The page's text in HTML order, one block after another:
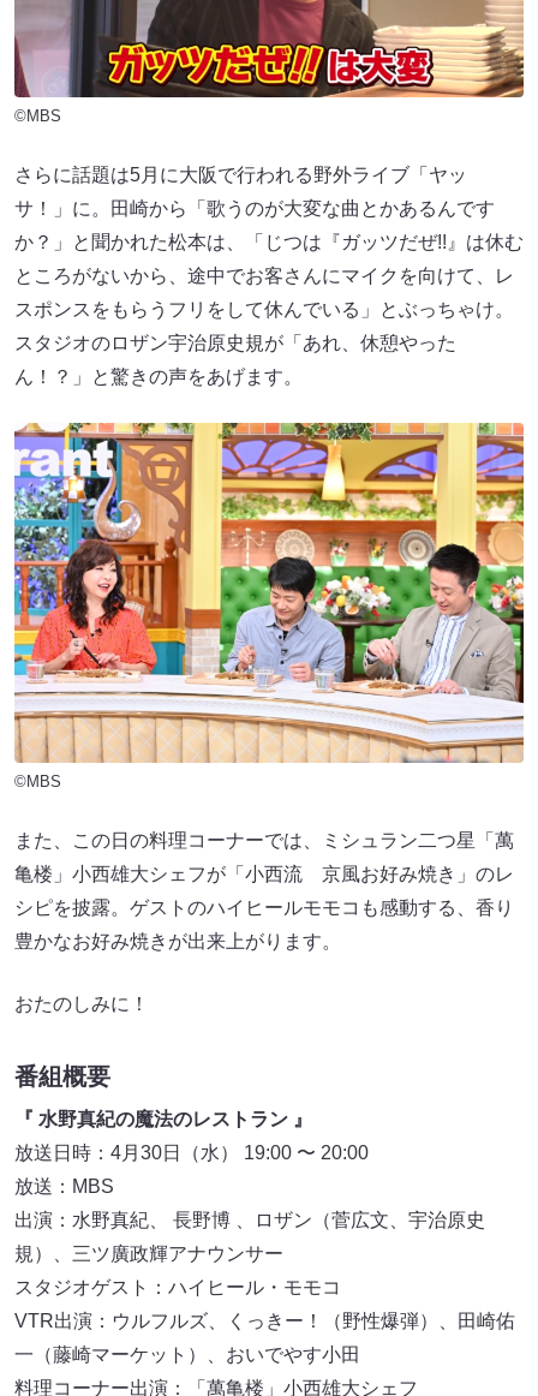
©MBS
さらに話題は5月に大阪で行われる野外ライブ「ヤッ
サ！」に。田崎から「歌うのが大変な曲とかあるんです
か？」と聞かれた松本は、「じつは『ガッツだぜ!!』は休む
ところがないから、途中でお客さんにマイクを向けて、レ
スポンスをもらうフリをして休んでいる」とぶっちゃけ。
スタジオのロザン宇治原史規が「あれ、休憩やった
ん！？」と驚きの声をあげます。
©MBS
また、この日の料理コーナーでは、ミシュラン二つ星「萬
亀楼」小西雄大シェフが「小西流 京風お好み焼き」のレ
シピを披露。ゲストのハイヒールモモコも感動する、香り
豊かなお好み焼きが出来上がります。
おたのしみに！
番組概要
『 水野真紀の魔法のレストラン 』
放送日時：4月30日（水） 19:00 〜 20:00
放送：MBS
出演：水野真紀、 長野博 、ロザン（菅広文、宇治原史
規）、三ツ廣政輝アナウンサー
スタジオゲスト：ハイヒール・モモコ
VTR出演：ウルフルズ、くっきー！（野性爆弾）、田崎佑
一（藤崎マーケット）、おいでやす小田
料理コーナー出演：「萬亀楼」小西雄大シェフ